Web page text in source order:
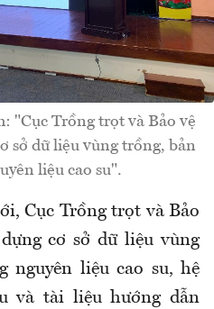
"Cục Trồng trọt và Bảo vệ
sở dữ liệu vùng trồng, bản
liệu cao su".
Cục Trồng trọt và Bảo
cơ sở dữ liệu vùng
nguyên liệu cao su, hệ
và tài liệu hướng dẫn